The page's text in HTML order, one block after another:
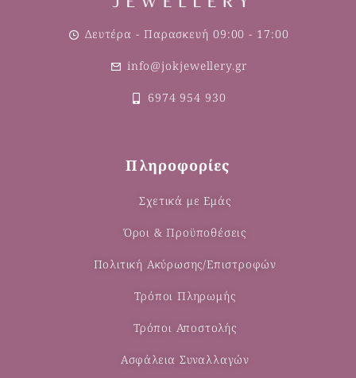
Δευτέρα - Παρασκευή 09:00 - 17:00
info@jokjewellery.gr
6974 954 930
Πληροφορίες
Σχετικά με Εμάς
Όροι & Προϋποθέσεις
Πολιτική Ακύρωσης/Επιστροφών
Τρόποι Πληρωμής
Τρόποι Αποστολής
Ασφάλεια Συναλλαγών